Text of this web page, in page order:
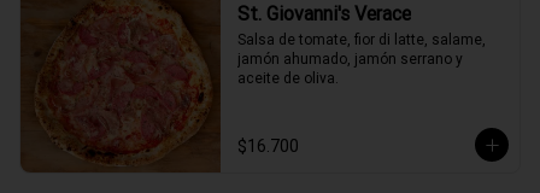
St. Giovanni's Verace
Salsa de tomate, fior di latte, salame,
jamón ahumado, jamón serrano y
aceite de oliva.
$16.700